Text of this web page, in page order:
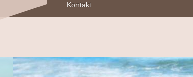
Kontakt